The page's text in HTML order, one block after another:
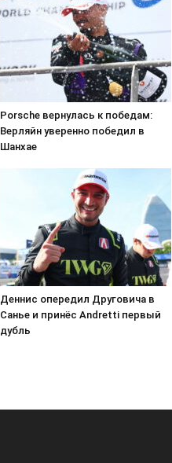
Porsche вернулась к победам:
Верляйн уверенно победил в
Шанхае
Деннис опередил Друговича в
Санье и принёс Andretti первый
дубль